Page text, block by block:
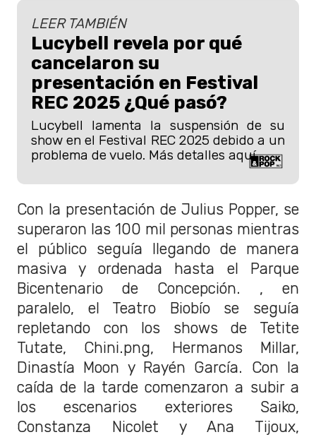
LEER TAMBIÉN
Lucybell revela por qué
cancelaron su
presentación en Festival
REC 2025 ¿Qué pasó?
Lucybell lamenta la suspensión de su
show en el Festival REC 2025 debido a un
problema de vuelo. Más detalles aquí.
Con la presentación de Julius Popper, se
superaron las 100 mil personas mientras
el público seguía llegando de manera
masiva y ordenada hasta el Parque
Bicentenario de Concepción. , en
paralelo, el Teatro Biobío se seguía
repletando con los shows de Tetite
Tutate, Chini.png, Hermanos Millar,
Dinastía Moon y Rayén García. Con la
caída de la tarde comenzaron a subir a
los escenarios exteriores Saiko,
Constanza Nicolet y Ana Tijoux,